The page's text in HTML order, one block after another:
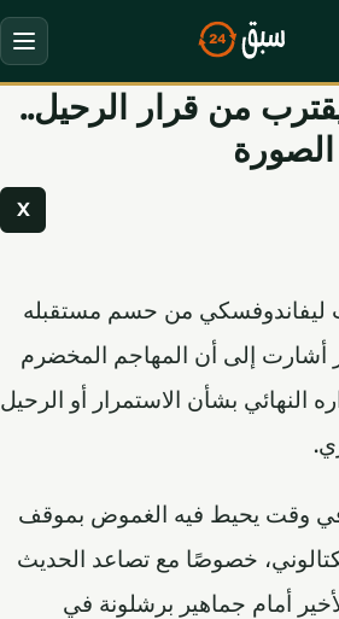
من قرار الرحيل..
X
ليفاندوفسكي من حسم مستقبله
أشارت إلى أن المهاجم المخضرم
النهائي بشأن الاستمرار أو الرحيل
في وقت يحيط فيه الغموض بموقف
خصوصًا مع تصاعد الحديث
أمام جماهير برشلونة في